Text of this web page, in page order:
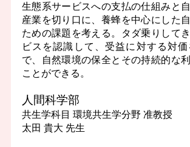
生態系サービスへの支払の仕組みと
産業を切り口に、養蜂を中心にした
ための課題を考える。タダ乗りして
ビスを認識して、受益に対する対
で、自然環境の保全とその持続的な
ことができる。
人間科学部
共生学科目 環境共生学分野 准教授
太田 貴大 先生